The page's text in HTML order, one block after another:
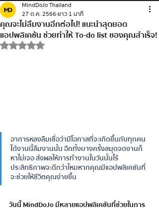
คุณจะไม่ลืมงานอีกต่อไป! แนะนำสุดยอด
แอปพลิเคชัน ช่วยทำให้ To-do list ของคุณสำเร็จ!
MindDoJo Thailand
27 ต.ค. 2566ยาว 1 นาที
ได้รับ NaN เต็ม 5 ดาว
อาการหลงลืมเชื่อว่ามีโอกาสที่จะเกิดขึ้นกับทุกคน
ได้งานนี้ลืมงานนั้น อีกทั้งบางครั้งสมุดจดงานก็
หาไม่เจอ ส่งผลให้การทำงานในวันนั้นไร้
ประสิทธิภาพจะดีกว่าไหมหากคุณมีแอปพลิเคชันที่
จะช่วยให้ชีวิตคุณง่ายขึ้น
วันนี้ MindDoJo มีหลายแอปพลิเคชันที่ช่วยในการ